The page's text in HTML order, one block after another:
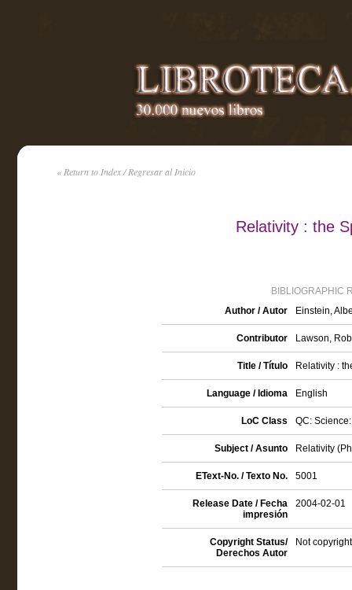
« Return to Index / Regresar al Inicio
Relativity : the
BIBLIOGRAPHIC
Author / Autor
Einstein,
Contributor Lawson,
Title / Título Relativity :
Language / Idioma English
LoC Class QC:
Subject / Asunto Relativity
EText-No. / Texto No. 5001
Release Date / Fecha
impresión
2004-02-01
Copyright Status/
Derechos Autor
Not